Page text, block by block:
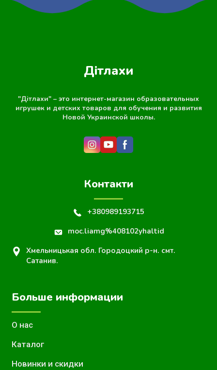
Дітлахи
"Дітлахи" – это интернет-магазин образовательных
игрушек и детских товаров для обучения и развития
Новой Украинской школы.
Контакти
+380989193715
moc.liamg%408102yhaltid
Хмельницькая обл. Городоцкий р-н. смт.
Сатанив.
Больше информации
О нас
Каталог
Новинки и скидки